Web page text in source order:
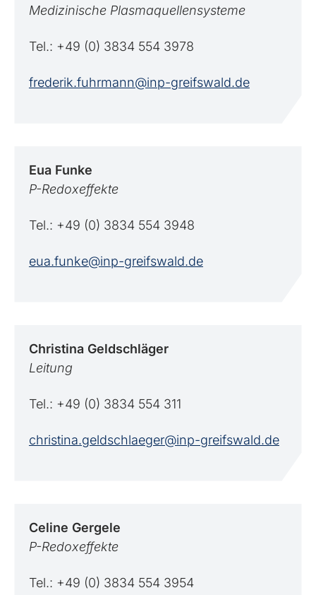
Medizinische Plasmaquellensysteme
Tel.: +49 (0) 3834 554 3978
frederik.fuhrmann@inp-greifswald.de
Eua Funke
P-Redoxeffekte
Tel.: +49 (0) 3834 554 3948
eua.funke@inp-greifswald.de
Christina Geldschläger
Leitung
Tel.: +49 (0) 3834 554 311
christina.geldschlaeger@inp-greifswald.de
Celine Gergele
P-Redoxeffekte
Tel.: +49 (0) 3834 554 3954